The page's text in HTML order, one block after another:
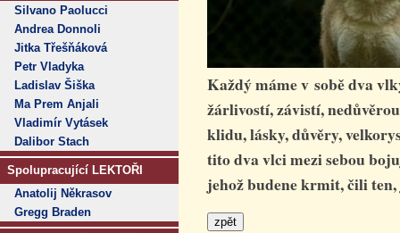
Silvano Paolucci
Andrea Donnoli
Jitka Třešňáková
Petr Vladyka
Ladislav Šiška
Ma Prem Anjali
Vladimír Vytásek
Dalibor Stach
Spolupracující LEKTOŘI
Anatolij Někrasov
Gregg Braden
Každý máme v sobě dva
žárlivostí, závistí,
klidu, lásky, důvěry,
tito dva vlci mezi sebou
jehož budene krmit, čili